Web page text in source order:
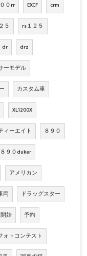
０rr EXCF crm
５ rs１２５
dr drz
ーモデル
カスタム車
XL1200X
ィーエイト ８９０
８９０duker
アメリカン
両 ドラッグスター
始 予約
ォトコンテスト